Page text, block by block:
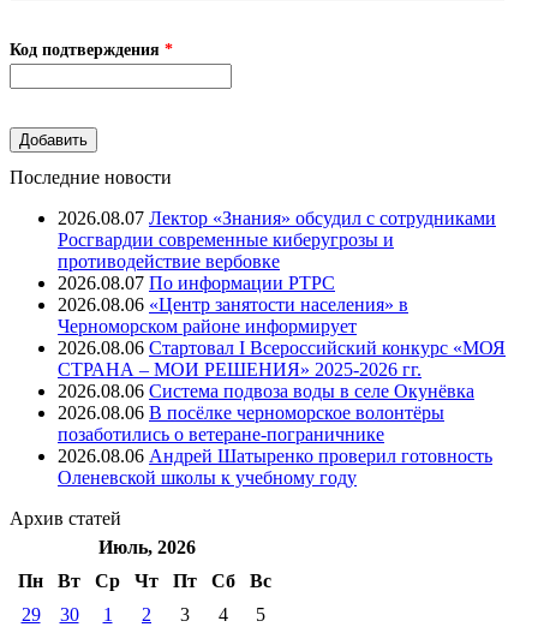
Код подтверждения *
Последние новости
2026.08.07 Лектор «Знания» обсудил с сотрудниками
Росгвардии современные киберугрозы и
противодействие вербовке
2026.08.07 ⁠По информации РТРС
2026.08.06 «Центр занятости населения» в
Черноморском районе информирует
2026.08.06 Стартовал I Всероссийский конкурс «МОЯ
СТРАНА – МОИ РЕШЕНИЯ» 2025-2026 гг.
2026.08.06 Система подвоза воды в селе Окунёвка
2026.08.06 В посёлке черноморское волонтёры
позаботились о ветеране-пограничнике
2026.08.06 Андрей Шатыренко проверил готовность
Оленевской школы к учебному году
Архив статей
Июль, 2026
Пн
Вт Ср Чт Пт Cб
Вс
29
30 1 2 3 4
5